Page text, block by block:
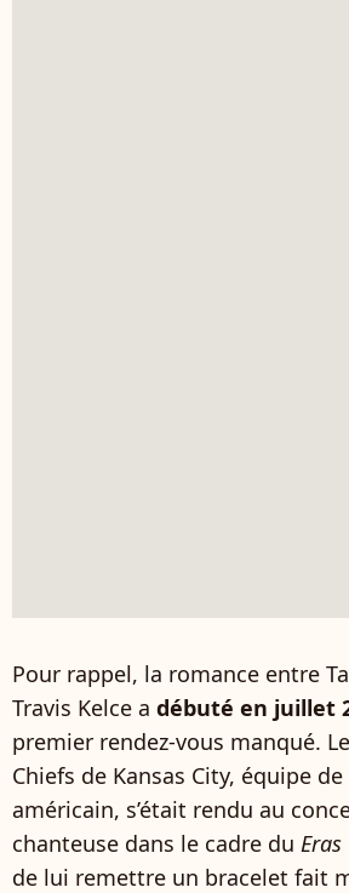
Pour rappel, la romance entre
Travis Kelce a débuté en juillet
premier rendez-vous manqué.
Chiefs de Kansas City, équipe
américain, s’était rendu au
chanteuse dans le cadre du Eras
de lui remettre un bracelet fait